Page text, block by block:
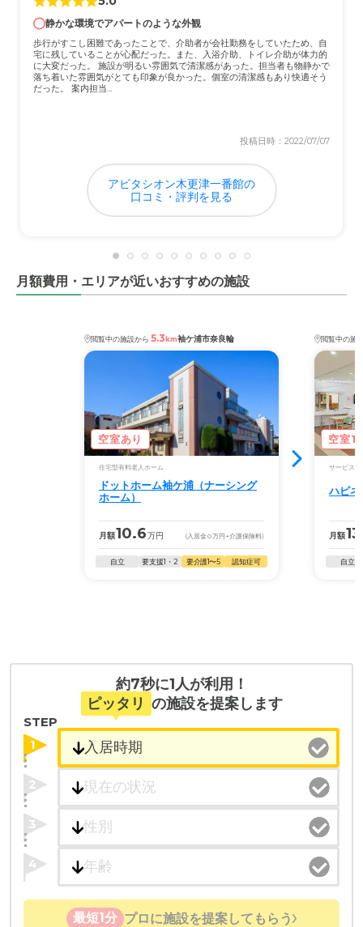
一般的なサービスは常に受けられていたかと思います。個
別でも対応してくれていたかと 思います。
近隣環境や交通アクセスについて
料金費用について
特に割高 とも感じず一般的なりょうきんで済ませてもら
えた印象がありました。よかったです 。
静かな環境でアパートのような外観
歩行がすこし困難であったことで、介助者が会社勤務をしていたため、自
宅に残していることが心配だった。また、入浴介助、トイレ介助が体力的
に大変だった。 施設が明るい雰囲気で清潔感があった。担当者も物静かで
落ち着いた雰囲気がとても印象が良かった。個室の清潔感もあり快適そう
だった。 案内担当...
投稿日時：2022/07/07
アビタシオン木更津一番館の
口コミ・評判を見る
月額費用・エリアが近いおすすめの施設
閲覧中の施設から 5.3km袖ケ浦市奈良輪
空室あり
住宅型有料老人ホーム
ドットホーム袖ケ浦（ナーシング
ホーム）
月額10.6万円 (入居金0万円 +介護保険料)
自立 要支援1・2 要介護1〜5 認知症可
閲覧中の施
空室1
サービス付
ハピ
月額
自立
約7秒に1人が利用！
ピッタリ の施設を提案します
STEP
1
2
3
4
最短1分 プロに施設を提案してもらう